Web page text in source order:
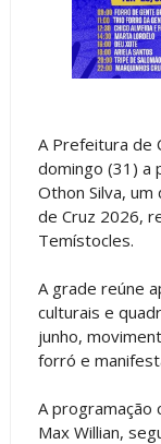
A Prefeitura de
domingo (31) a
Othon Silva, um
de Cruz 2026,
Temístocles.
A grade reúne
culturais e
junho,
forró e
A programação
Max Willian,